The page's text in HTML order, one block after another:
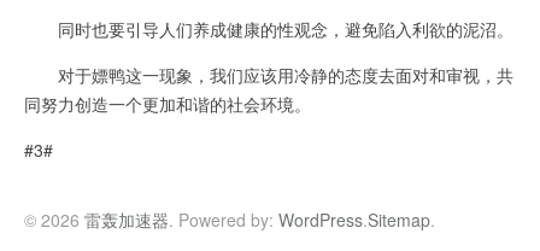
同时也要引导人们养成健康的性观念，避免陷入利欲的泥沼。
对于嫖鸭这一现象，我们应该用冷静的态度去面对和审视，共
同努力创造一个更加和谐的社会环境。
#3#
© 2026 雷轰加速器. Powered by: WordPress.Sitemap.